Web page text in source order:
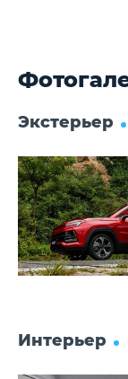
Экстерьер
Интерьер